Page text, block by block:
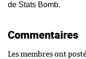
de Stats Bomb.
Commentaires
Les membres ont